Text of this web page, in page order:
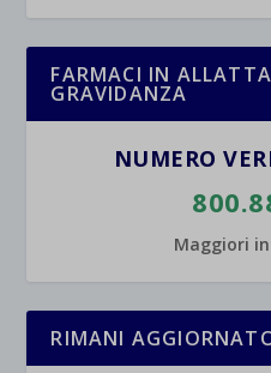
FARMACI IN
GRAVIDANZA
NUMERO
Maggiori
RIMANI